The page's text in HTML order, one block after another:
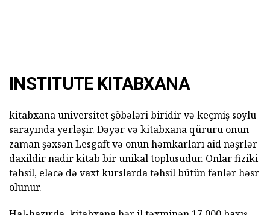
INSTITUTE KITABXANA
kitabxana universitet şöbələri biridir və keçmiş soylu
sarayında yerləşir. Dəyər və kitabxana qüruru onun
zaman şəxsən Lesgaft və onun həmkarları aid nəşrlər
daxildir nadir kitab bir unikal toplusudur. Onlar fiziki
təhsil, eləcə də vaxt kurslarda təhsil bütün fənlər həsr
olunur.